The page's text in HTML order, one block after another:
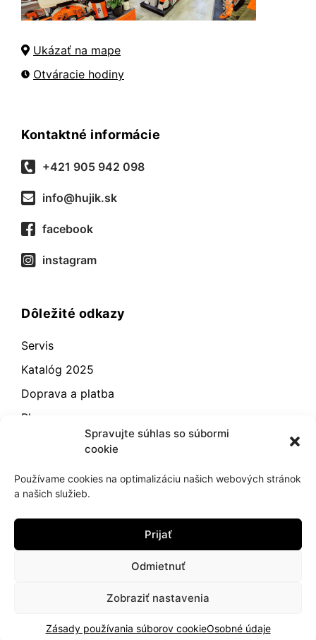
Spravujte súhlas so súbormi
cookie
Používame cookies na optimalizáciu našich webových stránok
a našich služieb.
Prijať
Odmietnuť
Zobraziť nastavenia
Zásady používania súborov cookieOsobné údaje
Ukázať na mape
Otváracie hodiny
Kontaktné informácie
+421 905 942 098
info@hujik.sk
facebook
instagram
Dôležité odkazy
Servis
Katalóg 2025
Doprava a platba
Blog
Odstúpenie od zmluvy
Zásady používania súborov cookie (EÚ)
2021
hujik.sk